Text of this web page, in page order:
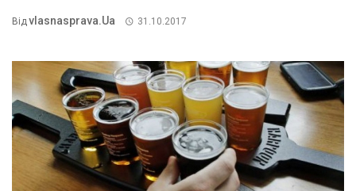
ВідVlasnasprava.ua 31.10.2017